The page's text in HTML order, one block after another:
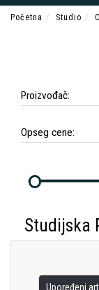
Početna Studio
Proizvođač:
Opseg cene:
Studijska
Upoređeni